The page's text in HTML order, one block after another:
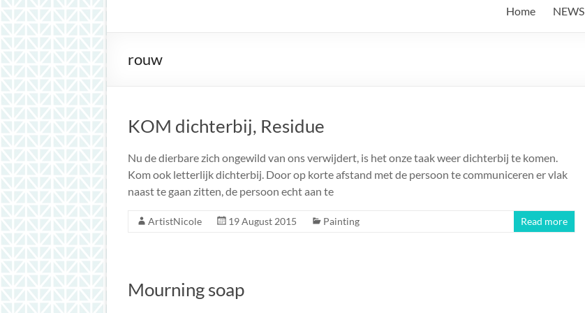
Home NEWS
rouw
KOM dichterbij, Residue
Nu de dierbare zich ongewild van ons verwijdert, is het onze taak weer dichterbij te komen.
Kom ook letterlijk dichterbij. Door op korte afstand met de persoon te communiceren er vlak
naast te gaan zitten, de persoon echt aan te
ArtistNicole 19 August 2015 Painting Read more
Mourning soap